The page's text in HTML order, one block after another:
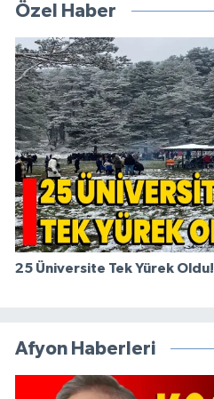
Özel Haber
25 Üniversite Tek Yürek Oldu!
Afyon Haberleri